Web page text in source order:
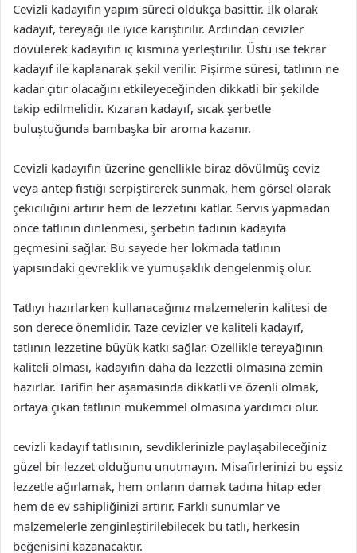
Cevizli kadayıfın yapım süreci oldukça basittir. İlk olarak
kadayıf, tereyağı ile iyice karıştırılır. Ardından cevizler
dövülerek kadayıfın iç kısmına yerleştirilir. Üstü ise tekrar
kadayıf ile kaplanarak şekil verilir. Pişirme süresi, tatlının ne
kadar çıtır olacağını etkileyeceğinden dikkatli bir şekilde
takip edilmelidir. Kızaran kadayıf, sıcak şerbetle
buluştuğunda bambaşka bir aroma kazanır.
Cevizli kadayıfın üzerine genellikle biraz dövülmüş ceviz
veya antep fıstığı serpiştirerek sunmak, hem görsel olarak
çekiciliğini artırır hem de lezzetini katlar. Servis yapmadan
önce tatlının dinlenmesi, şerbetin tadının kadayıfa
geçmesini sağlar. Bu sayede her lokmada tatlının
yapısındaki gevreklik ve yumuşaklık dengelenmiş olur.
Tatlıyı hazırlarken kullanacağınız malzemelerin kalitesi de
son derece önemlidir. Taze cevizler ve kaliteli kadayıf,
tatlının lezzetine büyük katkı sağlar. Özellikle tereyağının
kaliteli olması, kadayıfın daha da lezzetli olmasına zemin
hazırlar. Tarifin her aşamasında dikkatli ve özenli olmak,
ortaya çıkan tatlının mükemmel olmasına yardımcı olur.
cevizli kadayıf tatlısının, sevdiklerinizle paylaşabileceğiniz
güzel bir lezzet olduğunu unutmayın. Misafirlerinizi bu eşsiz
lezzetle ağırlamak, hem onların damak tadına hitap eder
hem de ev sahipliğinizi artırır. Farklı sunumlar ve
malzemelerle zenginleştirilebilecek bu tatlı, herkesin
beğenisini kazanacaktır.